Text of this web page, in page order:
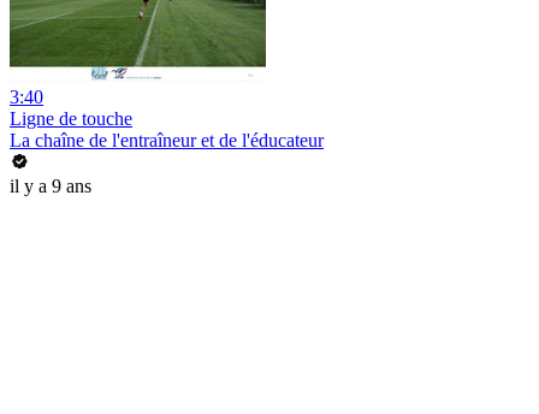
3:40
Ligne de touche
La chaîne de l'entraîneur et de l'éducateur
il y a 9 ans